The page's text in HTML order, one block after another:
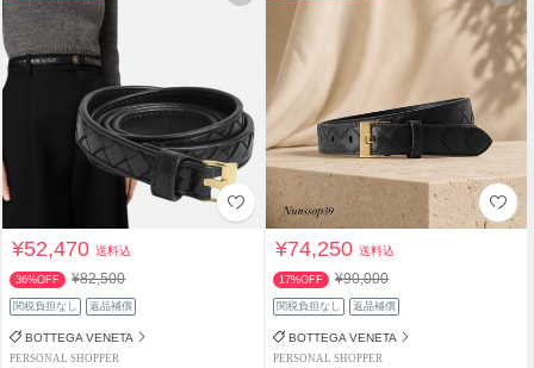
¥52,470送料込
36%OFF ¥82,500
関税負担なし 返品補償
BOTTEGA VENETA
PERSONAL SHOPPER
¥74,250送料込
17%OFF ¥90,000
関税負担なし 返品補償
BOTTEGA VENETA
PERSONAL SHOPPER